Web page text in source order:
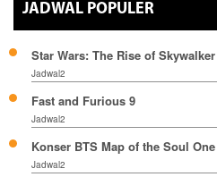
JADWAL POPULER
Star Wars: The Rise of Skywalker
Jadwal2
Fast and Furious 9
Jadwal2
Konser BTS Map of the Soul One
Jadwal2